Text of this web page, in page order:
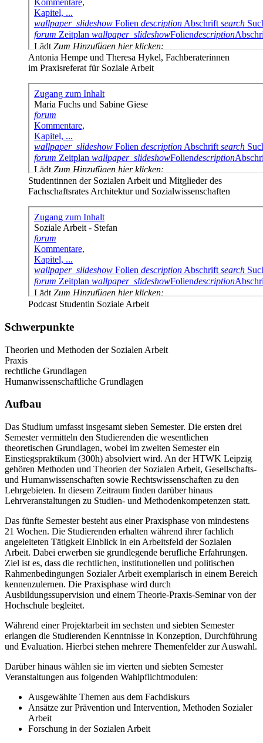
Antonia Hempe und Theresa Hykel, Fachberaterinnen
im Praxisreferat für Soziale Arbeit
Studentinnen der Sozialen Arbeit und Mitglieder des
Fachschaftsrates Architektur und Sozialwissenschaften
Podcast Studentin Soziale Arbeit
Schwerpunkte
Theorien und Methoden der Sozialen Arbeit
Praxis
rechtliche Grundlagen
Humanwissenschaftliche Grundlagen
Aufbau
Das Studium umfasst insgesamt sieben Semester. Die ersten drei
Semester vermitteln den Studierenden die wesentlichen
theoretischen Grundlagen, wobei im zweiten Semester ein
Einstiegspraktikum (300h) absolviert wird. An der HTWK Leipzig
gehören Methoden und Theorien der Sozialen Arbeit, Gesellschafts-
und Humanwissenschaften sowie Rechtswissenschaften zu den
Lehrgebieten. In diesem Zeitraum finden darüber hinaus
Lehrveranstaltungen zu Studien- und Methodenkompetenzen statt.
Das fünfte Semester besteht aus einer Praxisphase von mindestens
21 Wochen. Die Studierenden erhalten während ihrer fachlich
angeleiteten Tätigkeit Einblick in ein Arbeitsfeld der Sozialen
Arbeit. Dabei erwerben sie grundlegende berufliche Erfahrungen.
Ziel ist es, dass die rechtlichen, institutionellen und politischen
Rahmenbedingungen Sozialer Arbeit exemplarisch in einem Bereich
kennenzulernen. Die Praxisphase wird durch
Ausbildungssupervision und einem Theorie-Praxis-Seminar von der
Hochschule begleitet.
Während einer Projektarbeit im sechsten und siebten Semester
erlangen die Studierenden Kenntnisse in Konzeption, Durchführung
und Evaluation. Hierbei stehen mehrere Themenfelder zur Auswahl.
Darüber hinaus wählen sie im vierten und siebten Semester
Veranstaltungen aus folgenden Wahlpflichtmodulen:
Ausgewählte Themen aus dem Fachdiskurs
Ansätze zur Prävention und Intervention, Methoden Sozialer
Arbeit
Forschung in der Sozialen Arbeit